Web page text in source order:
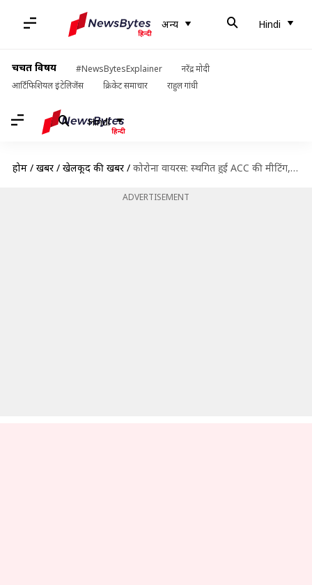
अन्य Hindi
चर्चित विषय #NewsBytesExplainer
नरेंद्र मोदी
आर्टिफिशियल इंटेलिजेंस
क्रिकेट समाचार राहुल गांधी
Hindi
होम / खबरें / खेलकूद की खबरें / कोरोना वायरस: स्थगित हुई ACC की मीटिंग, एशिया कप के आयोजन पर संशय बरकरार
ADVERTISEMENT